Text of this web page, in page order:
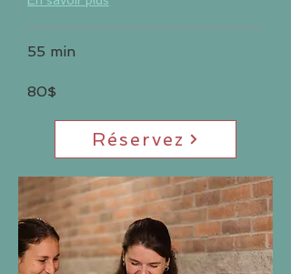
55 min
80$
Réservez